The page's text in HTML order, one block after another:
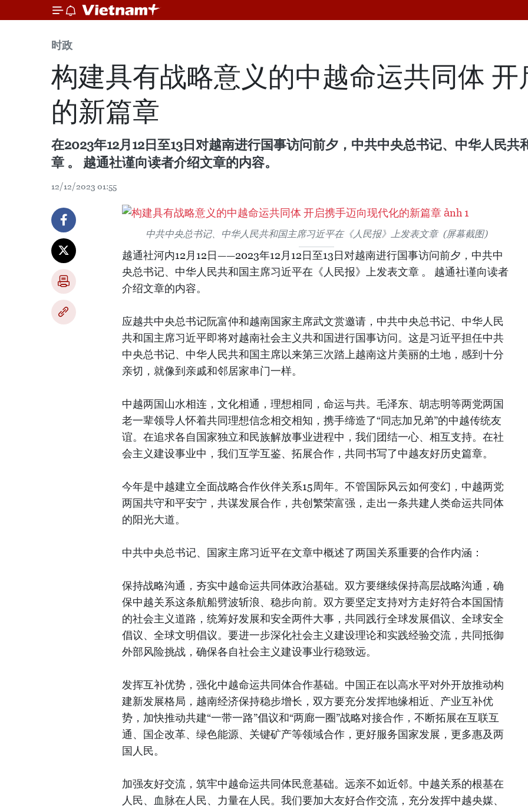
时政
构建具有战略意义的中越命运共同体
的新篇章
在2023年12月12日至13日对越南进行国事访问前夕，中共中央总书记、中华人民
章 。 越通社谨向读者介绍文章的内容。
12/12/2023 01:55
中共中央总书记、中华人民共和国主席习近平在《人民报》上发表文章 (屏幕截图)
越通社河内12月12日——2023年12月12日至13日对越南进行国事访问前夕，中共中
央总书记、中华人民共和国主席习近平在《人民报》上发表文章 。 越通社谨向读者
介绍文章的内容。
应越共中央总书记阮富仲和越南国家主席武文赏邀请，中共中央总书记、中华人民
共和国主席习近平即将对越南社会主义共和国进行国事访问。这是习近平担任中共
中央总书记、中华人民共和国主席以来第三次踏上越南这片美丽的土地，感到十分
亲切，就像到亲戚和邻居家串门一样。
中越两国山水相连，文化相通，理想相同，命运与共。毛泽东、胡志明等两党两国
老一辈领导人怀着共同理想信念相交相知，携手缔造了“同志加兄弟”的中越传统友
谊。在追求各自国家独立和民族解放事业进程中，我们团结一心、相互支持。在社
会主义建设事业中，我们互学互鉴、拓展合作，共同书写了中越友好历史篇章。
今年是中越建立全面战略合作伙伴关系15周年。不管国际风云如何变幻，中越两党
两国共守和平安宁，共谋发展合作，共创繁荣富强，走出一条共建人类命运共同体
的阳光大道。
中共中央总书记、国家主席习近平在文章中概述了两国关系重要的合作内涵：
保持战略沟通，夯实中越命运共同体政治基础。双方要继续保持高层战略沟通，确
保中越关系这条航船劈波斩浪、稳步向前。双方要坚定支持对方走好符合本国国情
的社会主义道路，统筹好发展和安全两件大事，共同践行全球发展倡议、全球安全
倡议、全球文明倡议。要进一步深化社会主义建设理论和实践经验交流，共同抵御
外部风险挑战，确保各自社会主义建设事业行稳致远。
发挥互补优势，强化中越命运共同体合作基础。中国正在以高水平对外开放推动构
建新发展格局，越南经济保持稳步增长，双方要充分发挥地缘相近、产业互补优
势，加快推动共建“一带一路”倡议和“两廊一圈”战略对接合作，不断拓展在互联互
通、国企改革、绿色能源、关键矿产等领域合作，更好服务国家发展，更多惠及两
国人民。
加强友好交流，筑牢中越命运共同体民意基础。远亲不如近邻。中越关系的根基在
人民、血脉在人民、力量在人民。我们要加大友好合作交流，充分发挥中越央媒、